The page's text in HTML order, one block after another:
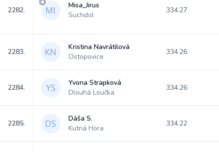
2282.
Misa_Jirus
Suchdol
334.27
2283.
Kristina Navrátilová
Ostopovice
334.26
2284.
Yvona Strapková
Dlouhá Loučka
334.26
2285.
Dáša S.
Kutná Hora
334.22